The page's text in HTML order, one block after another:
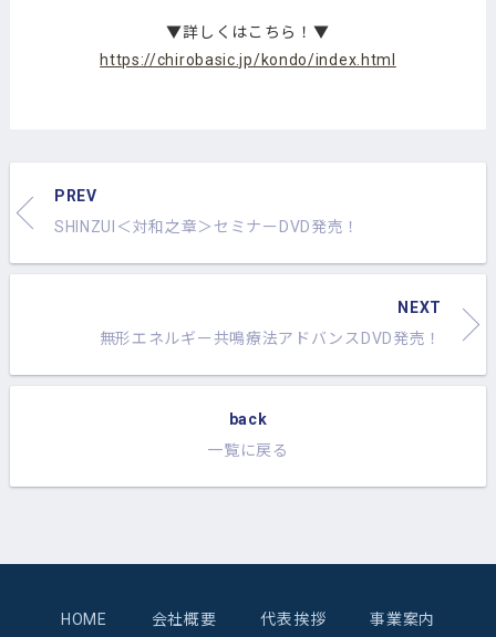
▼詳しくはこちら！▼
https://chirobasic.jp/kondo/index.html
PREV
SHINZUI＜対和之章＞セミナーDVD発売！
NEXT
無形エネルギー共鳴療法アドバンスDVD発売！
back
一覧に戻る
HOME 会社概要 代表挨拶 事業案内